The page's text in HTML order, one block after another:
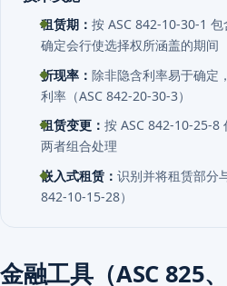
租赁期： 按 ASC 842-10-30-1
确定会行使选择权所涵盖的期间
折现率： 除非隐含利率易于确定
利率（ASC 842-20-30-3）
租赁变更： 按 ASC 842-10-25-8
两者组合处理
嵌入式租赁： 识别并将租赁部分
842-10-15-28）
金融工具（ASC 825